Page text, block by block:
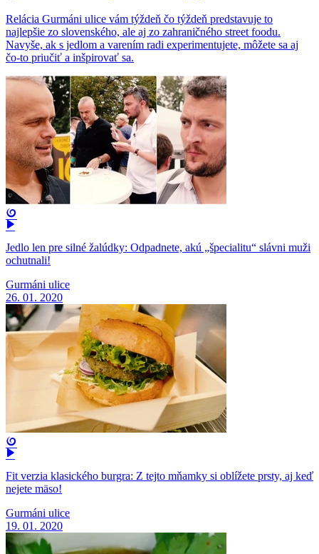
Relácia Gurmáni ulice vám týždeň čo týždeň predstavuje to
najlepšie zo slovenského, ale aj zo zahraničného street foodu.
Navyše, ak s jedlom a varením radi experimentujete, môžete sa aj
čo-to priučiť a inšpirovať sa.
Jedlo len pre silné žalúdky: Odpadnete, akú „špecialitu“ slávni muži
ochutnali!
Gurmáni ulice
26. 01. 2020
Fit verzia klasického burgra: Z tejto mňamky si oblížete prsty, aj keď
nejete mäso!
Gurmáni ulice
19. 01. 2020